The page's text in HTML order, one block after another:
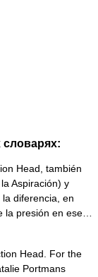
словарях:
Head, también
Aspiración) y
la diferencia, en
la presión en ese…
Head. For the
Portmans